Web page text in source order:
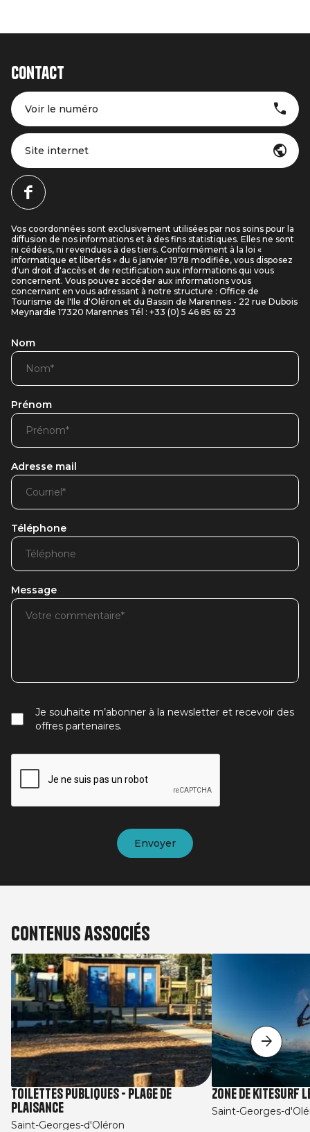
Contact
Voir le numéro
Site internet
Vos coordonnées sont exclusivement utilisées par nos soins pour la
diffusion de nos informations et à des fins statistiques. Elles ne sont
ni cédées, ni revendues à des tiers. Conformément à la loi «
informatique et libertés » du 6 janvier 1978 modifiée, vous disposez
d'un droit d'accès et de rectification aux informations qui vous
concernent. Vous pouvez accéder aux informations vous
concernant en vous adressant à notre structure : Office de
Tourisme de l'Ile d'Oléron et du Bassin de Marennes - 22 rue Dubois
Meynardie 17320 Marennes Tél : +33 (0) 5 46 85 65 23
Nom
Prénom
Adresse mail
Téléphone
Message
Je souhaite m’abonner à la newsletter et recevoir des
offres partenaires.
Contenus associés
Toilettes Publiques - plage de
Plaisance
Saint-Georges-d'Oléron
Zone de kitesurf
Saint-Georges-